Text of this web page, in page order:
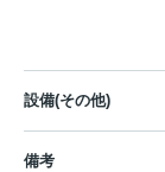
設備(その他)
備考